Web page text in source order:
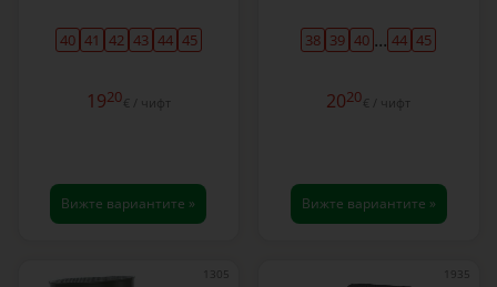
40 41 42 43 44 45
1920€ / чифт
Вижте вариантите »
38 39 40 ... 44 45
2020€ / чифт
Вижте вариантите »
1305 1935